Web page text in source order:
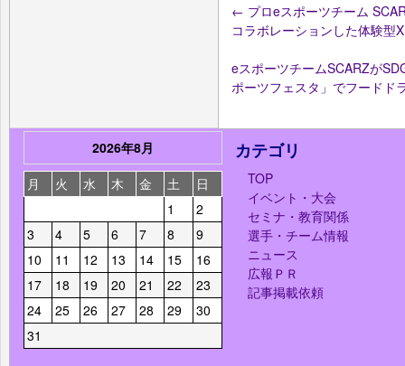
← プロeスポーツチーム
コラボレーションした体験型
eスポーツチームSCARZが
ポーツフェスタ」でフード
2026年8月
月
火 水 木 金 土
日
1
2
3
4 5 6 7 8
9
10
11 12 13 14 15
16
17
18 19 20 21 22
23
24
25 26 27 28 29
30
31
カテゴリ
TOP
イベント・大会
セミナ・教育関係
選手・チーム情報
ニュース
広報ＰＲ
記事掲載依頼